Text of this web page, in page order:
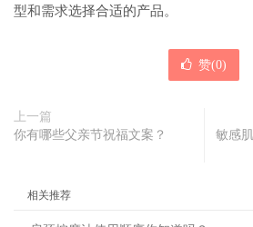
型和需求选择合适的产品。
赞(0)
上一篇
你有哪些父亲节祝福文案？
敏感
相关推荐